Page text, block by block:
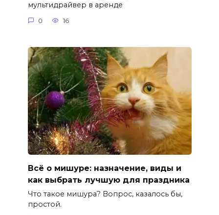
мультидрайвер в аренде
0 16
Всё о мишуре: назначение, виды и
как выбрать лучшую для праздника
Что такое мишура? Вопрос, казалось бы,
простой.